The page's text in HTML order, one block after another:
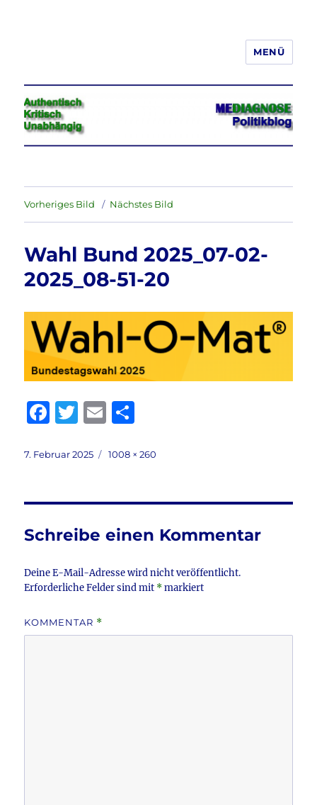
Jeder hat das Recht, seine
Meinung in Wort, Schrift und Bild
frei zu äußern und zu verbreiten
MENÜ
Vorheriges Bild Nächstes Bild
Wahl Bund 2025_07-02-
2025_08-51-20
F
c
b
o
o
k
T
it
r
E
ai le
Veröffentlicht
7. Februar 2025
Volle
1008 × 260
Schreibe einen Kommentar
Deine E-Mail-Adresse wird nicht veröffentlicht.
Erforderliche Felder sind mit *markiert
KOMMENTAR *